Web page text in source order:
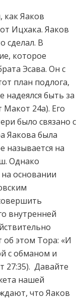
как Яаков
Ицхака. Яаков
сделал. В
которое
Эсава. Он с
план подлога,
надеялся быть за
24a). Его
было связано с
Яакова была
называется на
Однако
основании
внутренней
об этом Тора: «И
с обманом и
27:35). Давайте
нашей
что Яаков